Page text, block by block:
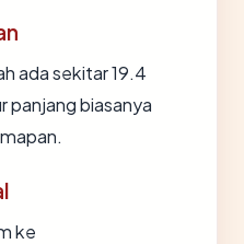
ada sekitar 19.4
panjang biasanya
ke